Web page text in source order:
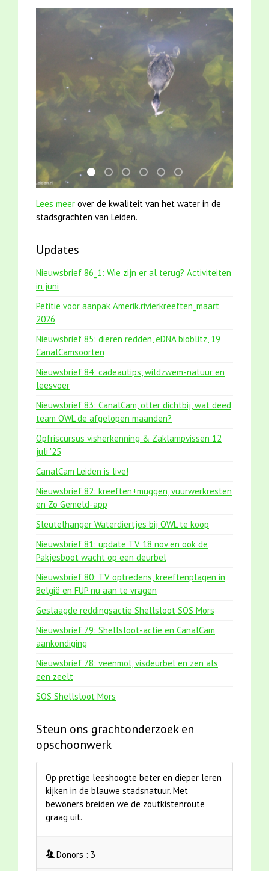
mei2021 watervogelmethode fuut met baars
karper met kattenklimtouw
jun2021 zaklv 5 snoekje MOOI
smoelenboek fifi en karper
mei2021 1 snoekje elly
jun2021 28 brasem
Lees meer over de kwaliteit van het water in de
stadsgrachten van Leiden.
Updates
Nieuwsbrief 86_1: Wie zijn er al terug? Activiteiten
in juni
Petitie voor aanpak Amerik.rivierkreeften_maart
2026
Nieuwsbrief 85: dieren redden, eDNA bioblitz, 19
CanalCamsoorten
Nieuwsbrief 84: cadeautips, wildzwem-natuur en
leesvoer
Nieuwsbrief 83: CanalCam, otter dichtbij, wat deed
team OWL de afgelopen maanden?
Opfriscursus visherkenning & Zaklampvissen 12
juli '25
CanalCam Leiden is live!
Nieuwsbrief 82: kreeften+muggen, vuurwerkresten
en Zo Gemeld-app
Sleutelhanger Waterdiertjes bij OWL te koop
Nieuwsbrief 81: update TV 18 nov en ook de
Pakjesboot wacht op een deurbel
Nieuwsbrief 80: TV optredens, kreeftenplagen in
België en FUP nu aan te vragen
Geslaagde reddingsactie Shellsloot SOS Mors
Nieuwsbrief 79: Shellsloot-actie en CanalCam
aankondiging
Nieuwsbrief 78: veenmol, visdeurbel en zen als
een zeelt
SOS Shellsloot Mors
Steun ons grachtonderzoek en
opschoonwerk
Op prettige leeshoogte beter en dieper leren
kijken in de blauwe stadsnatuur. Met
bewoners breiden we de zoutkistenroute
graag uit.
Donors : 3